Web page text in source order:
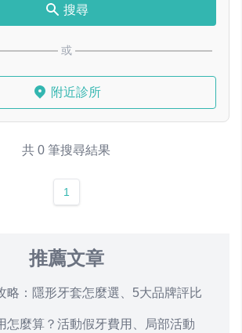
搜尋
或
附近診所
共 0 筆搜尋結果
1
推薦文章
略：隱形牙套怎麼選、5大品牌評比
怎麼算？活動假牙費用、局部活動